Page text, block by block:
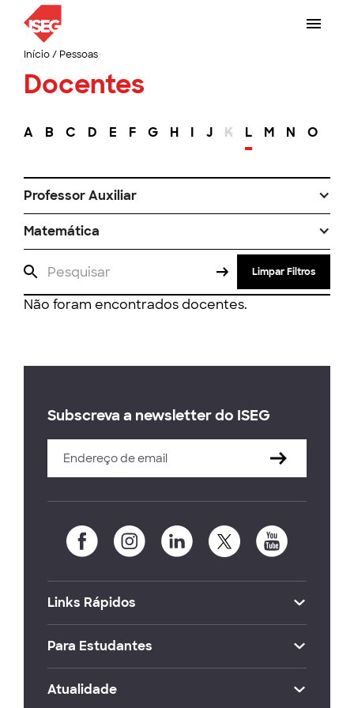
Início/ Pessoas
Docentes
A B C D E F G H I J K L M N O
Professor Auxiliar
Matemática
Limpar Filtros
Não foram encontrados docentes.
Subscreva a newsletter do ISEG
Links Rápidos
Para Estudantes
Atualidade